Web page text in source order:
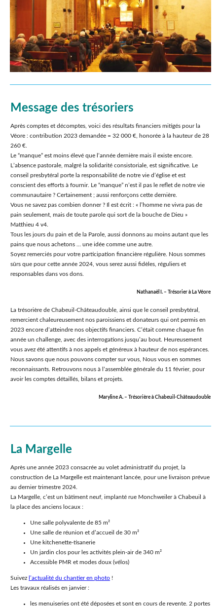
Message des trésoriers
Après comptes et décomptes, voici des résultats financiers mitigés pour la
Véore : contribution 2023 demandée = 32 000 €, honorée à la hauteur de 28
260 €.
Le “manque” est moins élevé que lʼannée dernière mais il existe encore.
Lʼabsence pastorale, malgré la solidarité consistoriale, est significative. Le
conseil presbytéral porte la responsabilité de notre vie dʼéglise et est
conscient des efforts à fournir. Le “manque” nʼest il pas le reflet de notre vie
communautaire ? Certainement ; aussi renforçons cette dernière.
Vous ne savez pas combien donner ? Il est écrit : « l’homme ne vivra pas de
pain seulement, mais de toute parole qui sort de la bouche de Dieu »
Matthieu 4 v4.
Tous les jours du pain et de la Parole, aussi donnons au moins autant que les
pains que nous achetons … une idée comme une autre.
Soyez remerciés pour votre participation financière régulière. Nous sommes
sûrs que pour cette année 2024, vous serez aussi fidèles, réguliers et
responsables dans vos dons.
Nathanaël I. – Trésorier à La Véore
La trésorière de Chabeuil-Châteaudouble, ainsi que le conseil presbytéral,
remercient chaleureusement nos paroissiens et donateurs qui ont permis en
2023 encore dʼatteindre nos objectifs financiers. Cʼétait comme chaque fin
année un challenge, avec des interrogations jusqu’au bout. Heureusement
vous avez été attentifs à nos appels et généreux à hauteur de nos espérances.
Nous savons que nous pouvons compter sur vous, Nous vous en sommes
reconnaissants. Retrouvons nous à lʼassemblée générale du 11 février, pour
avoir les comptes détaillés, bilans et projets.
Maryline A. – Trésorière à Chabeuil-Châteaudouble
La Margelle
Après une année 2023 consacrée au volet administratif du projet, la
construction de La Margelle est maintenant lancée, pour une livraison prévue
au dernier trimestre 2024.
La Margelle, c’est un bâtiment neuf, implanté rue Monchweiler à Chabeuil à
la place des anciens locaux :
Une salle polyvalente de 85 m²
Une salle de réunion et d’accueil de 30 m²
Une kitchenette-tisanerie
Un jardin clos pour les activités plein-air de 340 m²
Accessible PMR et modes doux (vélos)
Suivez l’actualité du chantier en photo !
Les travaux réalisés en janvier :
les menuiseries ont été déposées et sont en cours de revente. 2 portes